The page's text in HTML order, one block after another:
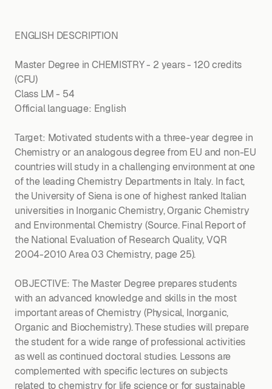
ENGLISH DESCRIPTION
Master Degree in CHEMISTRY - 2 years - 120 credits
(CFU)
Class LM - 54
Official language: English
Target: Motivated students with a three-year degree in
Chemistry or an analogous degree from EU and non-EU
countries will study in a challenging environment at one
of the leading Chemistry Departments in Italy. In fact,
the University of Siena is one of highest ranked Italian
universities in Inorganic Chemistry, Organic Chemistry
and Environmental Chemistry (Source. Final Report of
the National Evaluation of Research Quality, VQR
2004-2010 Area 03 Chemistry, page 25).
OBJECTIVE: The Master Degree prepares students
with an advanced knowledge and skills in the most
important areas of Chemistry (Physical, Inorganic,
Organic and Biochemistry). These studies will prepare
the student for a wide range of professional activities
as well as continued doctoral studies. Lessons are
complemented with specific lectures on subjects
related to chemistry for life science or for sustainable